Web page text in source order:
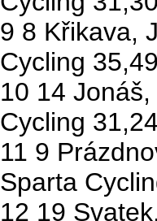
9 8 Křikava,
Cycling
10 14
Cycling
11 9
Sparta
12 19